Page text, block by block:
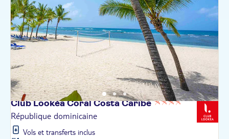
Club Lookéa Coral CostaCaribe
République dominicaine
Vols et transferts inclus